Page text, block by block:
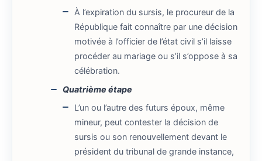
À l’expiration du sursis, le procureur de la
République fait connaître par une décision
motivée à l’officier de l’état civil s’il laisse
procéder au mariage ou s’il s’oppose à sa
célébration.
Quatrième étape
L’un ou l’autre des futurs époux, même
mineur, peut contester la décision de
sursis ou son renouvellement devant le
président du tribunal de grande instance,